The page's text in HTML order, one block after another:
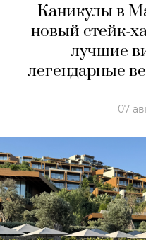
Каникулы в
новый стейк-
лучшие
легендарные
07